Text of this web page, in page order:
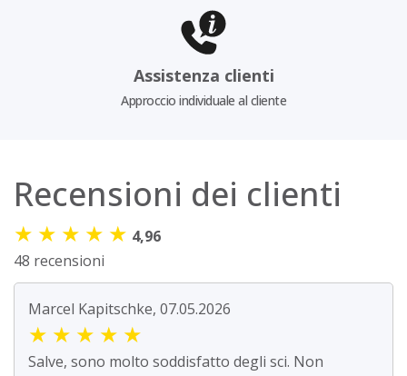
Assistenza clienti
Approccio individuale al cliente
Recensioni dei clienti
★ ★ ★ ★ ★ 4,96
48 recensioni
Marcel Kapitschke, 07.05.2026
★ ★ ★ ★ ★
Salve, sono molto soddisfatto degli sci. Non